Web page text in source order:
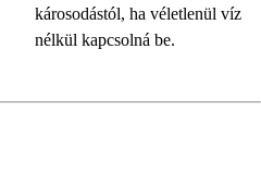
károsodástól, ha véletlenül víz
nélkül kapcsolná be.